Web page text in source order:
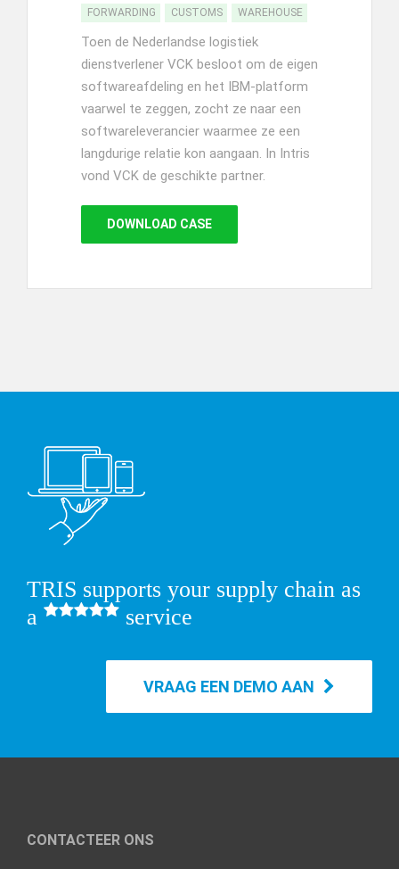
FORWARDING CUSTOMS WAREHOUSE
Toen de Nederlandse logistiek
dienstverlener VCK besloot om de eigen
softwareafdeling en het IBM-platform
vaarwel te zeggen, zocht ze naar een
softwareleverancier waarmee ze een
langdurige relatie kon aangaan. In Intris
vond VCK de geschikte partner.
DOWNLOAD CASE
TRIS supports your supply chain as
a
service
VRAAG EEN DEMO AAN
CONTACTEER ONS